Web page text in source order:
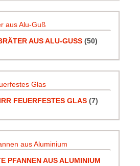
AUS ALU-GUSS (50)
FEUERFESTES GLAS (7)
PFANNEN AUS ALUMINIUM